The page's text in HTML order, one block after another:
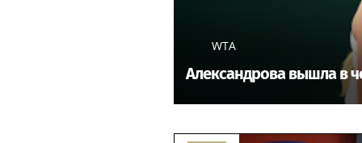
WTA
Александрова вышла в